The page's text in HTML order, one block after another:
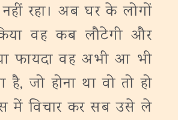
रहा। अब घर के लोगों
वह कब लौटेगी और
फायदा वह अभी आ भी
है, जो होना था वो तो हो
में विचार कर सब उसे ले